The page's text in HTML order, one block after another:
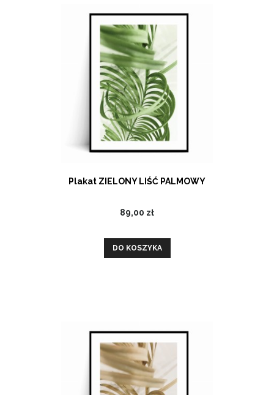
Plakat ZIELONY LIŚĆ PALMOWY
89,00 zł
DO KOSZYKA